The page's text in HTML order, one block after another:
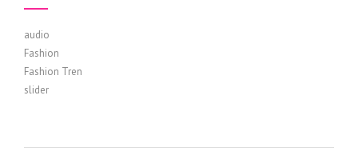
audio
Fashion
Fashion Tren
slider